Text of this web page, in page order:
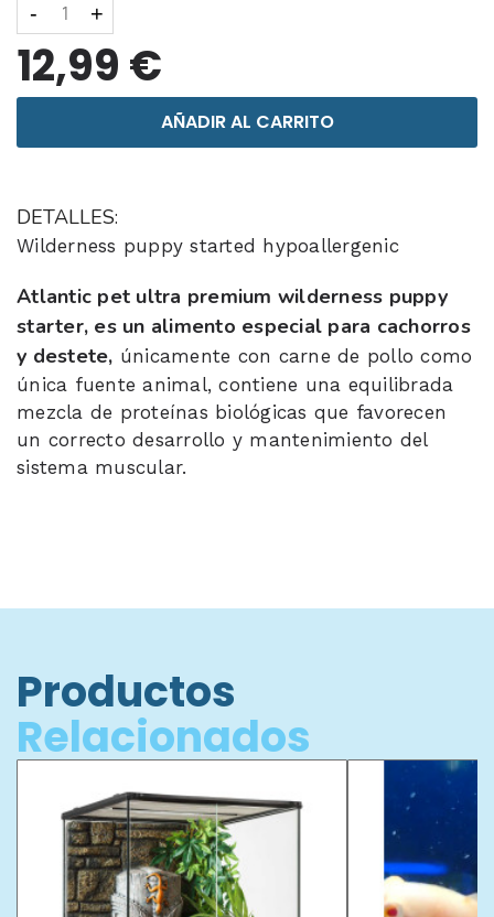
- +
12,99 €
AÑADIR AL CARRITO
DETALLES:
Wilderness puppy started hypoallergenic
Atlantic pet ultra premium wilderness puppy
starter, es un alimento especial para cachorros
y destete, únicamente con carne de pollo como
única fuente animal, contiene una equilibrada
mezcla de proteínas biológicas que favorecen
un correcto desarrollo y mantenimiento del
sistema muscular.
Productos
Relacionados